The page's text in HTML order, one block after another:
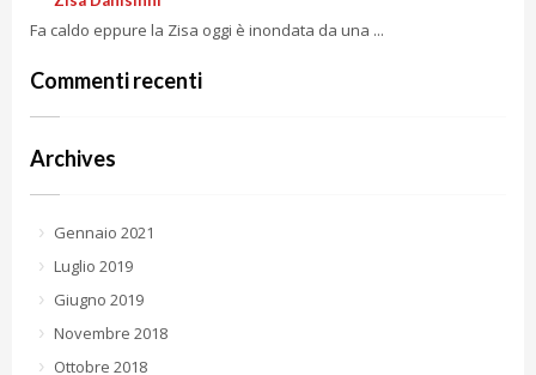
Fa caldo eppure la Zisa oggi è inondata da una ...
Commenti recenti
Archives
Gennaio 2021
Luglio 2019
Giugno 2019
Novembre 2018
Ottobre 2018